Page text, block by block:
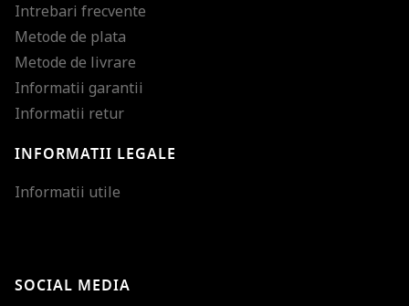
Intrebari frecvente
Metode de plata
Metode de livrare
Informatii garantii
Informatii retur
INFORMATII LEGALE
Informatii utile
SOCIAL MEDIA